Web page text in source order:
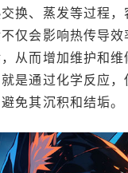
换、蒸发等过程
仅会影响热传导
从而增加维护和维
是通过化学反应
免其沉积和结垢。